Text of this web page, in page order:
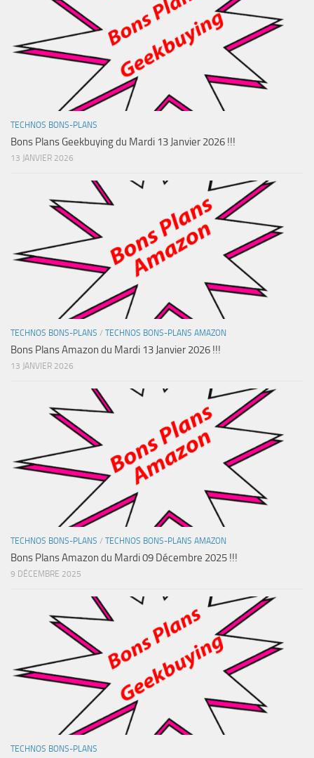
TECHNOS BONS-PLANS
Bons Plans Geekbuying du Mardi 13 Janvier 2026 !!!
13 JANVIER 2026
TECHNOS BONS-PLANS / TECHNOS BONS-PLANS AMAZON
Bons Plans Amazon du Mardi 13 Janvier 2026 !!!
13 JANVIER 2026
TECHNOS BONS-PLANS / TECHNOS BONS-PLANS AMAZON
Bons Plans Amazon du Mardi 09 Décembre 2025 !!!
9 DÉCEMBRE 2025
TECHNOS BONS-PLANS